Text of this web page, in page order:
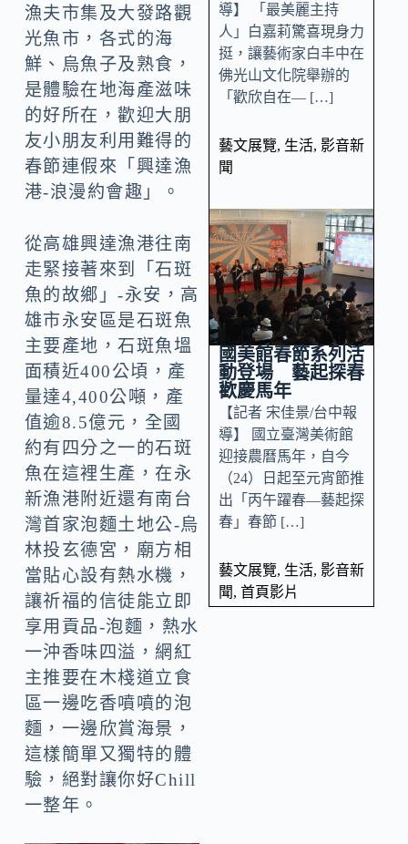
漁夫市集及大發路觀
光魚市，各式的海
鮮、烏魚子及熟食，
是體驗在地海產滋味
的好所在，歡迎大朋
友小朋友利用難得的
春節連假來「興達漁
港-浪漫約會趣」。
從高雄興達漁港往南
走緊接著來到「石斑
魚的故鄉」-永安，高
雄市永安區是石斑魚
主要產地，石斑魚塭
面積近400公頃，產
量達4,400公噸，產
值逾8.5億元，全國
約有四分之一的石斑
魚在這裡生產，在永
新漁港附近還有南台
灣首家泡麵土地公-烏
林投玄德宮，廟方相
當貼心設有熱水機，
讓祈福的信徒能立即
享用貢品-泡麵，熱水
一沖香味四溢，網紅
主推要在木棧道立食
區一邊吃香噴噴的泡
麵，一邊欣賞海景，
這樣簡單又獨特的體
驗，絕對讓你好Chill
一整年。
導】 「最美麗主持
人」白嘉莉驚喜現身力
挺，讓藝術家白丰中在
佛光山文化院舉辦的
「歡欣自在— […]
藝文展覽, 生活, 影音新
聞
國美館春節系列活
動登場 藝起探春
歡慶馬年
【記者 宋佳景/台中報
導】 國立臺灣美術館
迎接農曆馬年，自今
（24）日起至元宵節推
出「丙午躍春—藝起探
春」春節 […]
藝文展覽, 生活, 影音新
聞, 首頁影片